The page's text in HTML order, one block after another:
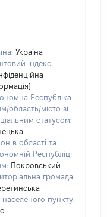
Україна
індекс:
Республіка
область/місто зі
статусом:
в області та
Республіці
Покровський
громада:
населеного пункту: